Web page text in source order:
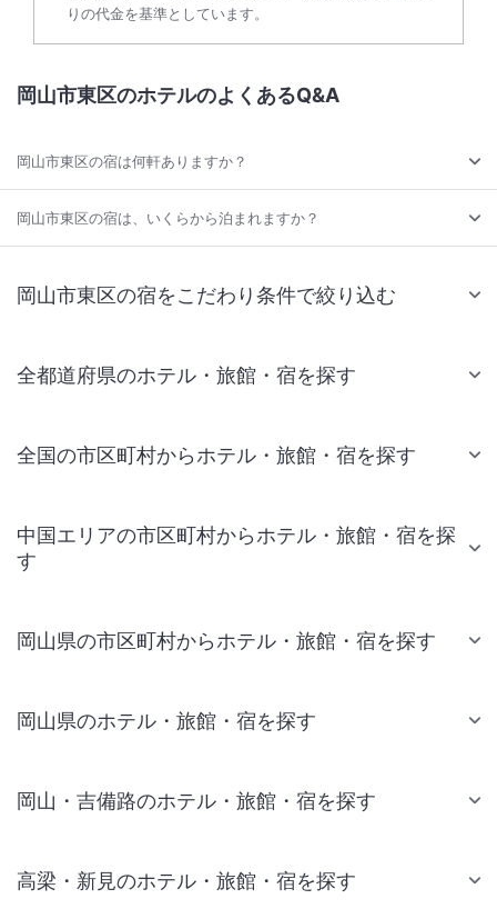
りの代金を基準としています。
岡山市東区のホテルのよくあるQ&A
岡山市東区の宿は何軒ありますか？
岡山市東区の宿は、いくらから泊まれますか？
岡山市東区の宿をこだわり条件で絞り込む
全都道府県のホテル・旅館・宿を探す
全国の市区町村からホテル・旅館・宿を探す
中国エリアの市区町村からホテル・旅館・宿を探
す
岡山県の市区町村からホテル・旅館・宿を探す
岡山県のホテル・旅館・宿を探す
岡山・吉備路のホテル・旅館・宿を探す
高梁・新見のホテル・旅館・宿を探す